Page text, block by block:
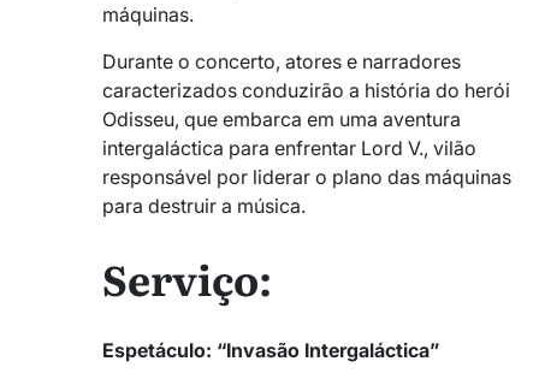
máquinas.
Durante o concerto, atores e narradores
caracterizados conduzirão a história do herói
Odisseu, que embarca em uma aventura
intergaláctica para enfrentar Lord V., vilão
responsável por liderar o plano das máquinas
para destruir a música.
Serviço:
Espetáculo: “Invasão Intergaláctica”